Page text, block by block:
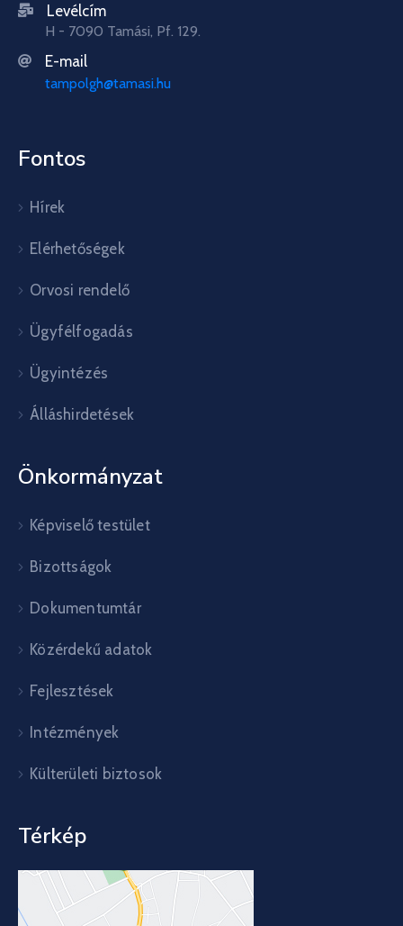
Levélcím
H - 7090 Tamási, Pf. 129.
E-mail
tampolgh@tamasi.hu
Fontos
Hírek
Elérhetőségek
Orvosi rendelő
Ügyfélfogadás
Ügyintézés
Álláshirdetések
Önkormányzat
Képviselő testület
Bizottságok
Dokumentumtár
Közérdekű adatok
Fejlesztések
Intézmények
Külterületi biztosok
Térkép